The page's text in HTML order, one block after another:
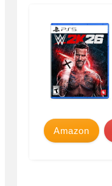
Amazon